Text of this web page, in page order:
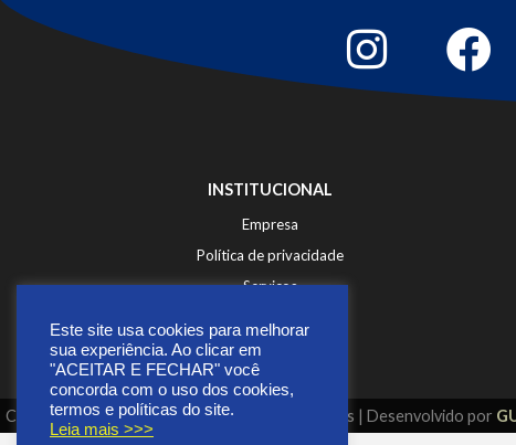
INSTITUCIONAL
Empresa
Política de privacidade
Serviços
Copyright © 2026 | Todos os direitos reservados | Desenvolvido por
Este site usa cookies para melhorar
sua experiência. Ao clicar em
"ACEITAR E FECHAR" você
concorda com o uso dos cookies,
termos e políticas do site.
Leia mais >>>